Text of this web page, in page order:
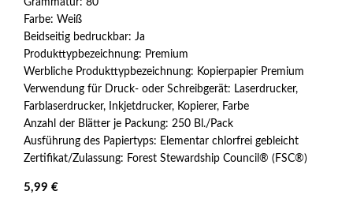
o
n
Grammatur: 80
Farbe: Weiß
Beidseitig bedruckbar: Ja
Produkttypbezeichnung: Premium
Werbliche Produkttypbezeichnung: Kopierpapier Premium
Verwendung für Druck- oder Schreibgerät: Laserdrucker,
Farblaserdrucker, Inkjetdrucker, Kopierer, Farbe
Anzahl der Blätter je Packung: 250 Bl./Pack
Ausführung des Papiertyps: Elementar chlorfrei gebleicht
Zertifikat/Zulassung: Forest Stewardship Council® (FSC®)
5,99 €